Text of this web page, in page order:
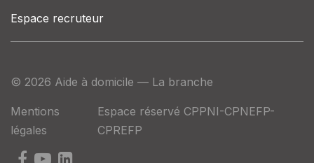
Espace recruteur
© 2026 Aide à domicile — La branche
Mentions
légales
Espace réservé CPPNI-CPNEFP-
CPREFP